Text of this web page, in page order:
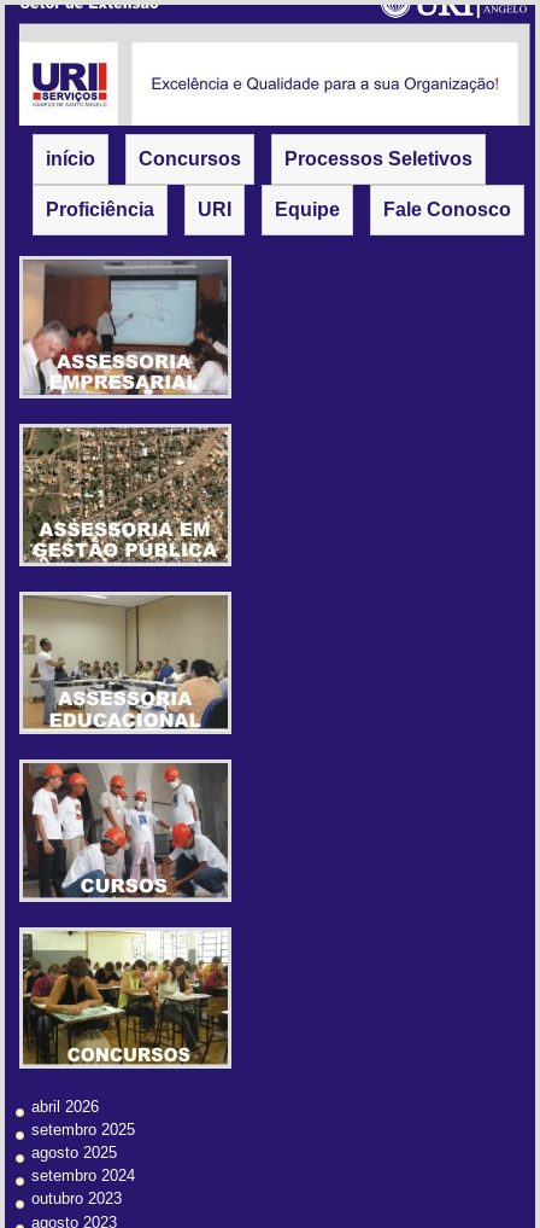
início Concursos Processos Seletivos
Proficiência URI Equipe Fale Conosco
abril 2026
setembro 2025
agosto 2025
setembro 2024
outubro 2023
agosto 2023